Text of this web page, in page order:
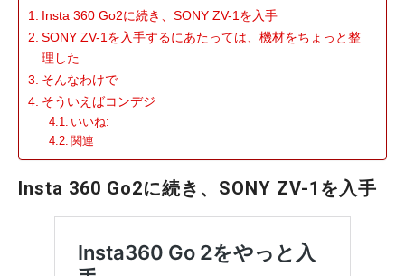
Insta 360 Go2に続き、SONY ZV-1を入手
SONY ZV-1を入手するにあたっては、機材をちょっと整
理した
そんなわけで
そういえばコンデジ
いいね:
関連
Insta 360 Go2に続き、SONY ZV-1を入手